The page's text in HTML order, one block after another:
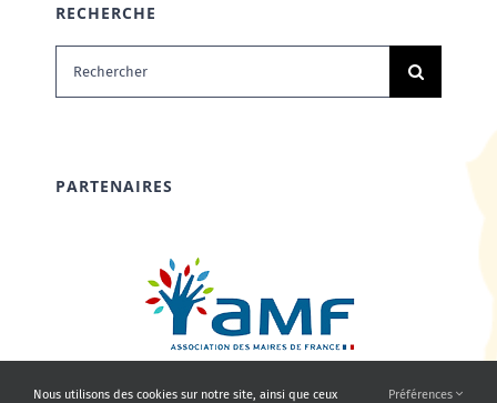
RECHERCHE
Rechercher:
PARTENAIRES
Nous utilisons des cookies sur notre site, ainsi que ceux Préférences